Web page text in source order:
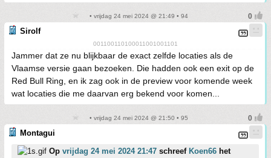
• vrijdag 24 mei 2024 @ 21:49 • 94
Sirolf
001100110100011001001101
Jammer dat ze nu blijkbaar de exact zelfde locaties als de
Vlaamse versie gaan bezoeken. Die hadden ook een exit op de
Red Bull Ring, en ik zag ook in de preview voor komende week
wat locaties die me daarvan erg bekend voor komen...
• vrijdag 24 mei 2024 @ 21:50 • 95
Montagui
Op vrijdag 24 mei 2024 21:47 schreef Koen66 het